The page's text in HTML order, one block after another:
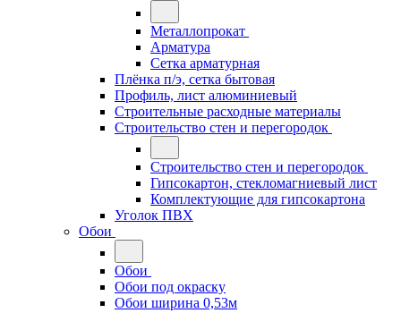
Металлопрокат
Арматура
Сетка арматурная
Плёнка п/э, сетка бытовая
Профиль, лист алюминиевый
Строительные расходные материалы
Строительство стен и перегородок
Строительство стен и перегородок
Гипсокартон, стекломагниевый лист
Комплектующие для гипсокартона
Уголок ПВХ
Обои
Обои
Обои под окраску
Обои ширина 0,53м